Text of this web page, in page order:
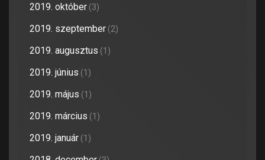
2019. október (3)
2019. szeptember (2)
2019. augusztus (1)
2019. június (1)
2019. május (1)
2019. március (1)
2019. január (1)